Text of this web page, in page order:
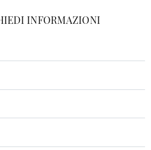
INFORMAZIONI